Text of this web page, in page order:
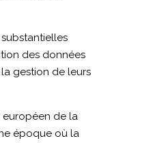
des données
gestion de leurs
européen de la
époque où la